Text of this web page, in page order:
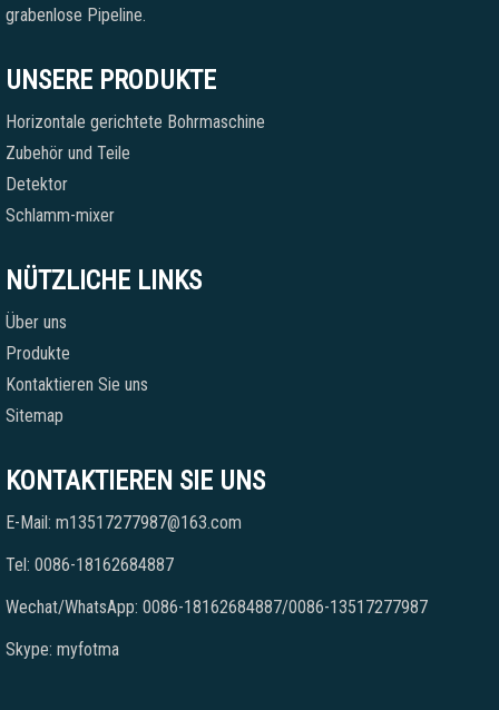
grabenlose Pipeline.
UNSERE PRODUKTE
Horizontale gerichtete Bohrmaschine
Zubehör und Teile
Detektor
Schlamm-mixer
NÜTZLICHE LINKS
Über uns
Produkte
Kontaktieren Sie uns
Sitemap
KONTAKTIEREN SIE UNS
E-Mail: m13517277987@163.com
Tel: 0086-18162684887
Wechat/WhatsApp: 0086-18162684887/0086-13517277987
Skype: myfotma